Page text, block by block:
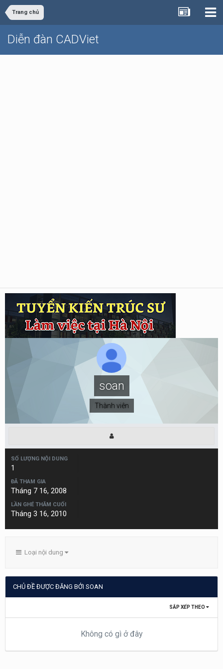
Trang chủ
Diễn đàn CADViet
soan
Thành viên
SỐ LƯỢNG NỘI DUNG
1
ĐÃ THAM GIA
Tháng 7 16, 2008
LẦN GHÉ THĂM CUỐI
Tháng 3 16, 2010
Loại nội dung
CHỦ ĐỀ ĐƯỢC ĐĂNG BỞI SOAN
SẮP XẾP THEO
Không có gì ở đây